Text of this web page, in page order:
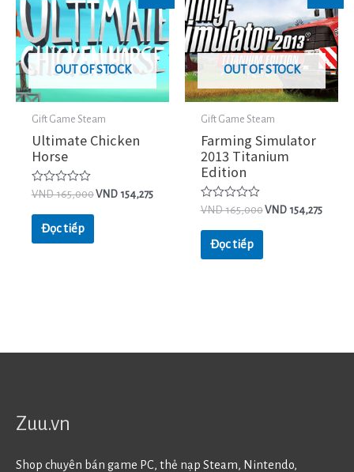
OUT OF STOCK
Gift Game Steam
Ultimate Chicken
Horse
Được
hạng
VND165,000VND 154,275
Đọc tiếp
OUT OF STOCK
Gift Game Steam
Farming Simulator
2013 Titanium
Edition
Được
hạng
VND165,000VND 154,275
Đọc tiếp
Zuu.vn
Shop chuyên bán game PC, thẻ nạp Steam, Nintendo,